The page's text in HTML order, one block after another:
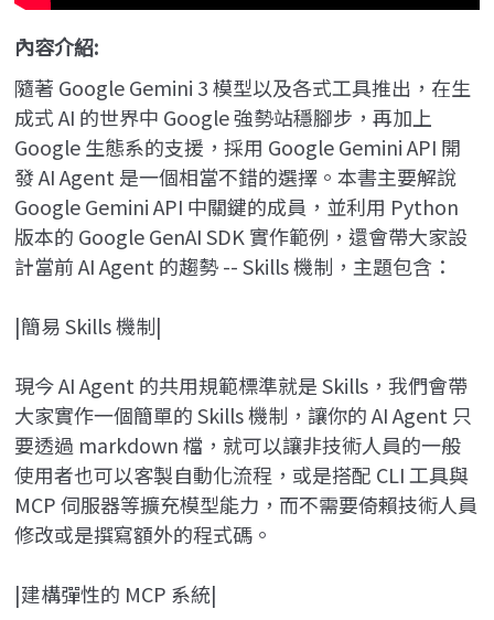
內容介紹:
隨著 Google Gemini 3 模型以及各式工具推出，在生
成式 AI 的世界中 Google 強勢站穩腳步，再加上
Google 生態系的支援，採用 Google Gemini API 開
發 AI Agent 是一個相當不錯的選擇。本書主要解說
Google Gemini API 中關鍵的成員，並利用 Python
版本的 Google GenAI SDK 實作範例，還會帶大家設
計當前 AI Agent 的趨勢 -- Skills 機制，主題包含：
|簡易 Skills 機制|
現今 AI Agent 的共用規範標準就是 Skills，我們會帶
大家實作一個簡單的 Skills 機制，讓你的 AI Agent 只
要透過 markdown 檔，就可以讓非技術人員的一般
使用者也可以客製自動化流程，或是搭配 CLI 工具與
MCP 伺服器等擴充模型能力，而不需要倚賴技術人員
修改或是撰寫額外的程式碼。
|建構彈性的 MCP 系統|